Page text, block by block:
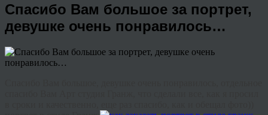
Спасибо Вам большое за портрет,
девушке очень понравилось…